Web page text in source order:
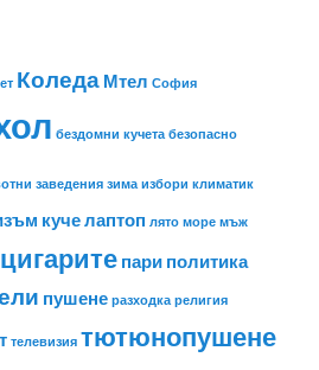
КоледаМтел София
бездомни кучета безопасно
заведения зима избори климатик
кучелаптоп лято море мъж
париполитика
пушене разходка религия
телевизия тютюнопушене